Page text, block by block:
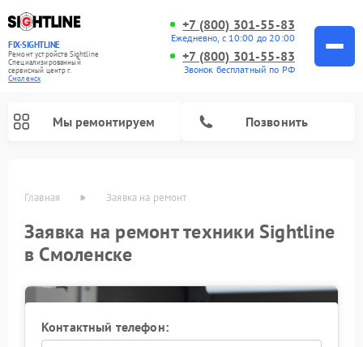
FIX-SIGHTLINE
Ремонт устройств Sightline
Специализированный
cервисный центр г.
Смоленск
+7 (800) 301-55-83
Ежедневно, с 10:00 до 20:00
+7 (800) 301-55-83
Звонок бесплатный по РФ
Мы ремонтируем Позвонить
Главная Заявка на ремонт
Заявка на ремонт техники Sightline
в Смоленске
Контактный телефон: